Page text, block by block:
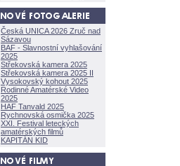
Česká UNICA 2026 Zruč nad
Sázavou
BAF - Slavnostní vyhlašování
2025
Střekovská kamera 2025
Střekovská kamera 2025 II
Vysokovský kohout 2025
Rodinné Amatérské Video
2025
HAF Tanvald 2025
Rychnovská osmička 2025
XXI. Festival leteckých
amatérských filmů
KAPITÁN KID